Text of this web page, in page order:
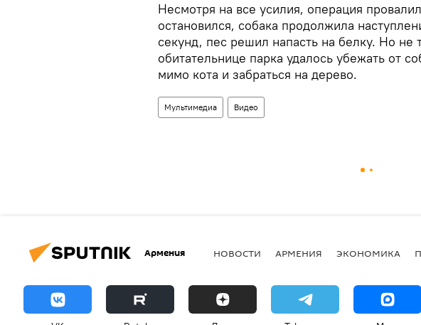
Несмотря на все усилия, операция
остановился, собака продолжила
секунд, пес решил напасть на белку. Но не
обитательнице парка удалось убежать от
мимо кота и забраться на дерево.
Мультимедиа Видео
Армения НОВОСТИ АРМЕНИЯ ЭКОНОМИКА